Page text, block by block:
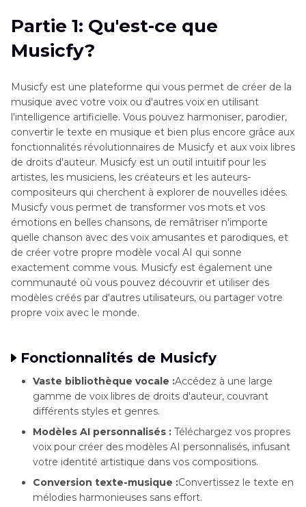
Partie 2
Musicfy en Ligne?
Partie 4: Meilleures Alternatives PC pour
Musicfy - HitPaw VoicePea
Partie 5: Questions fréquentes sur Musicfy
Partie 1: Qu'est-ce que
Musicfy?
Musicfy est une plateforme qui vous permet de créer de la
musique avec votre voix ou d'autres voix en utilisant
l'intelligence artificielle. Vous pouvez harmoniser, parodier,
convertir le texte en musique et bien plus encore grâce aux
fonctionnalités révolutionnaires de Musicfy et aux voix libres
de droits d'auteur. Musicfy est un outil intuitif pour les
artistes, les musiciens, les créateurs et les auteurs-
compositeurs qui cherchent à explorer de nouvelles idées.
Musicfy vous permet de transformer vos mots et vos
émotions en belles chansons, de remâtriser n'importe
quelle chanson avec des voix amusantes et parodiques, et
de créer votre propre modèle vocal AI qui sonne
exactement comme vous. Musicfy est également une
communauté où vous pouvez découvrir et utiliser des
modèles créés par d'autres utilisateurs, ou partager votre
propre voix avec le monde.
Fonctionnalités de Musicfy
Vaste bibliothèque vocale :Accédez à une large
gamme de voix libres de droits d'auteur, couvrant
différents styles et genres.
Modèles AI personnalisés : Téléchargez vos propres
voix pour créer des modèles AI personnalisés, infusant
votre identité artistique dans vos compositions.
Conversion texte-musique :Convertissez le texte en
mélodies harmonieuses sans effort.